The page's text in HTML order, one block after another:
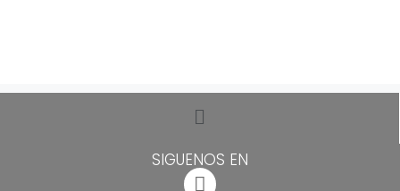
SIGUENOS EN